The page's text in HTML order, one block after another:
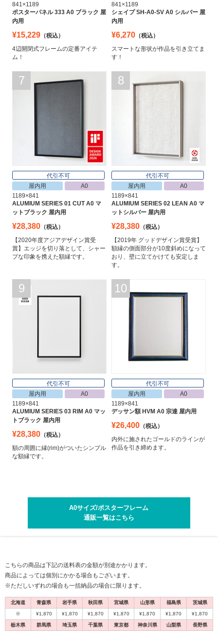
841×1189
ポスターパネル 333 A0 ブラック 屋
内用
¥15,229 （税込）
4辺開閉式フレームの定番アイテ
ム！
841×1189
シェイプ SH-A0-SV A0 シルバー 屋
内用
¥6,270 （税込）
スマートな形状が作品を引き立てま
す！
7
代引不可
屋内用
A0
1189×841
ALUMIUM SERIES 01 CUT A0 マ
ットブラック 屋内用
¥28,380 （税込）
【2020年度アジアデザイン賞受
賞】エッジを切り落として、シャー
プな印象を携えた額縁です。
8
代引不可
屋内用
A0
1189×841
ALUMIUM SERIES 02 LEAN A0 マ
ットシルバー 屋内用
¥28,380 （税込）
【2019年 グッドデザイン賞受賞】
額縁の側面部分が10度斜めになって
おり、壁に立てかけても安定しま
す。
9
代引不可
屋内用
A0
1189×841
ALUMIUM SERIES 03 RIM A0 マッ
トブラック 屋内用
¥28,380 （税込）
額の周囲に縁(rim)がついたシンプル
な額縁です。
10
代引不可
屋内用
A0
1189×841
デッサン額 HVM A0 宗達 屋内用
¥26,400 （税込）
内外に施されたゴールドのラインが
作品を引き締めます。
A0サイズ/ポスターフレーム
通販一覧はこちら
1 2
1 2
1 2
1 2
1 2
こちらの商品は下記の送料表の金額が別途かかります。
商品によっては個別にかかる場合もございます。
※ただしいずれの場合も一括納品の場合に限ります。
北海道 青森県 岩手県 秋田県 宮城県 山形県 福島県 茨城県
※ ¥1,870 ¥1,870 ¥1,870 ¥1,870 ¥1,870 ¥1,870 ¥1,870
栃木県 群馬県 埼玉県 千葉県 東京都 神奈川県 山梨県 長野県